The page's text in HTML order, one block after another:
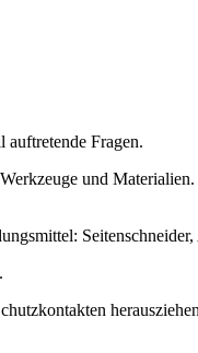
auftretende Fragen.
und